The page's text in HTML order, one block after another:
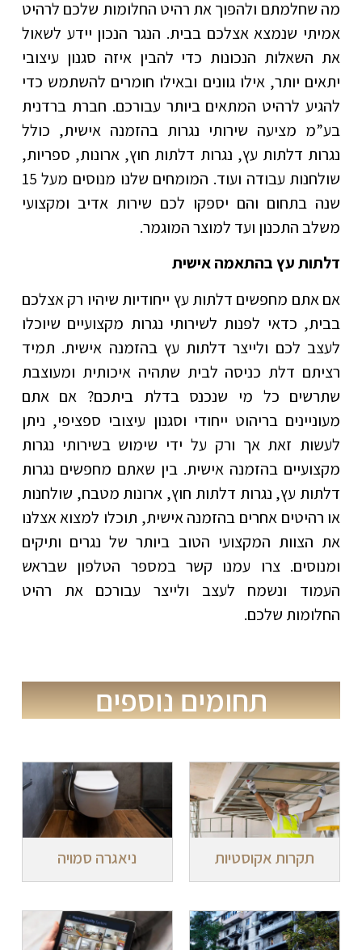
מה שחלמתם ולהפוך את רהיט החלומות שלכם לרהיט
אמיתי שנמצא אצלכם בבית. הנגר הנכון יידע לשאול
את השאלות הנכונות כדי להבין איזה סגנון עיצובי
יתאים יותר, אילו גוונים ובאילו חומרים להשתמש כדי
להגיע לרהיט המתאים ביותר עבורכם. חברת ברדנית
בע”מ מציעה שירותי נגרות בהזמנה אישית, כולל
נגרות דלתות עץ, נגרות דלתות חוץ, ארונות, ספריות,
שולחנות עבודה ועוד. המומחים שלנו מנוסים מעל 15
שנה בתחום והם יספקו לכם שירות אדיב ומקצועי
משלב התכנון ועד למוצר המוגמר.
דלתות עץ בהתאמה אישית
אם אתם מחפשים דלתות עץ ייחודיות שיהיו רק אצלכם
בבית, כדאי לפנות לשירותי נגרות מקצועיים שיוכלו
לעצב לכם ולייצר דלתות עץ בהזמנה אישית. תמיד
רציתם דלת כניסה לבית שתהיה איכותית ומעוצבת
שתרשים כל מי שנכנס בדלת ביתכם? אם אתם
מעוניינים בריהוט ייחודי וסגנון עיצובי ספציפי, ניתן
לעשות זאת אך ורק על ידי שימוש בשירותי נגרות
מקצועיים בהזמנה אישית. בין שאתם מחפשים נגרות
דלתות עץ, נגרות דלתות חוץ, ארונות מטבח, שולחנות
או רהיטים אחרים בהזמנה אישית, תוכלו למצוא אצלנו
את הצוות המקצועי הטוב ביותר של נגרים ותיקים
ומנוסים. צרו עמנו קשר במספר הטלפון שבראש
העמוד ונשמח לעצב ולייצר עבורכם את רהיט
החלומות שלכם.
תחומים נוספים
תקרות אקוסטיות ניאגרה סמויה